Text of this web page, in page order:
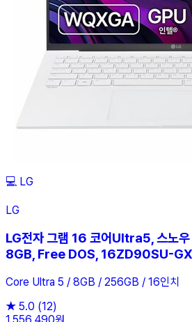
💻 LG
LG
LG전자 그램 16 코어Ultra5, 스노
8GB, Free DOS, 16ZD90SU-
Core Ultra 5 / 8GB / 256GB / 16인치
★ 5.0 (12)